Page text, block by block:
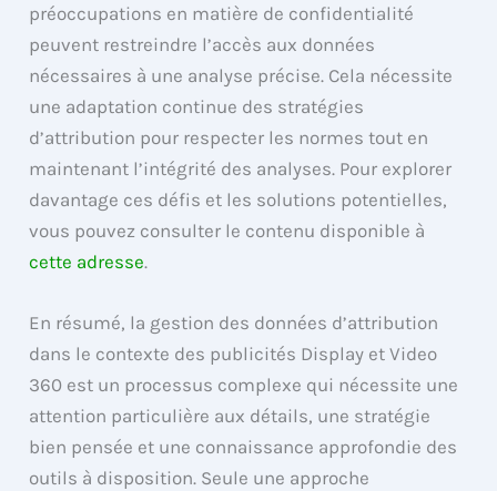
préoccupations en matière de confidentialité
peuvent restreindre l’accès aux données
nécessaires à une analyse précise. Cela nécessite
une adaptation continue des stratégies
d’attribution pour respecter les normes tout en
maintenant l’intégrité des analyses. Pour explorer
davantage ces défis et les solutions potentielles,
vous pouvez consulter le contenu disponible à
cette adresse.
En résumé, la gestion des données d’attribution
dans le contexte des publicités Display et Video
360 est un processus complexe qui nécessite une
attention particulière aux détails, une stratégie
bien pensée et une connaissance approfondie des
outils à disposition. Seule une approche